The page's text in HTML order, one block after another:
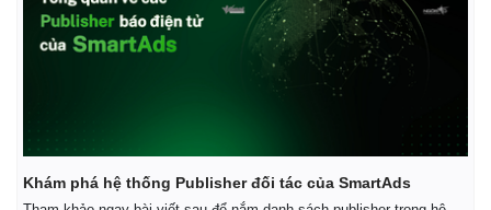
Khám phá hệ thống Publisher đối tác của SmartAds